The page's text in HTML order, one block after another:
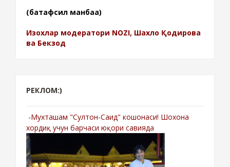
(батафсил манбаа)
Изохлар модератори NOZI, Шахло Қодирова
ва Бекзод
РЕКЛОМ:)
-Мухташам "Султон-Саид" кошонаси! Шохона
хордиқ учун барчаси юқори савияда